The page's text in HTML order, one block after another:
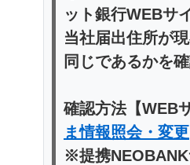
ット銀行WEBサ
当社届出住所が
同じであるかを
確認方法【WEB
ま情報照会・変更
※提携